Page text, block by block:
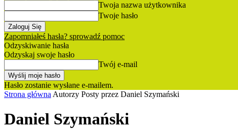
Twoja nazwa użytkownika
Twoje hasło
Zapomniałeś hasła? sprowadź pomoc
Odzyskiwanie hasła
Odzyskaj swoje hasło
Twój e-mail
Hasło zostanie wysłane e-mailem.
Strona główna Autorzy Posty przez Daniel Szymański
Daniel Szymański